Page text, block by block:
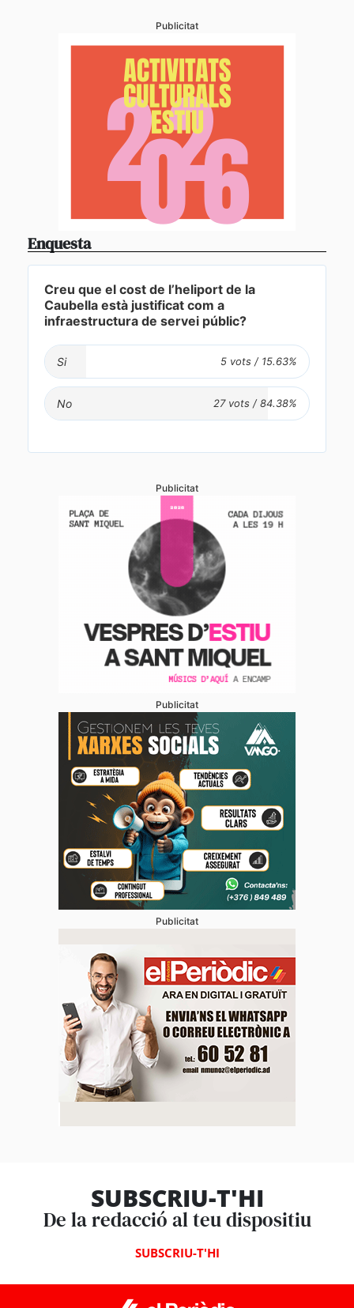
Publicitat
Enquesta
Creu que el cost de l’heliport de la
Caubella està justificat com a
infraestructura de servei públic?
Si
No
Publicitat
Publicitat
Publicitat
SUBSCRIU-T'HI
De la redacció al teu dispositiu
SUBSCRIU-T'HI